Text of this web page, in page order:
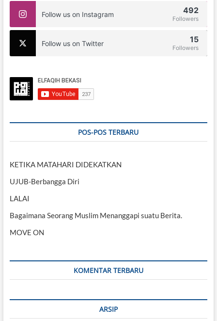
Follow us on Instagram 492
Followers
Follow us on Twitter 15
Followers
POS-POS TERBARU
KETIKA MATAHARI DIDEKATKAN
UJUB-Berbangga Diri
LALAI
Bagaimana Seorang Muslim Menanggapi suatu Berita.
MOVE ON
KOMENTAR TERBARU
ARSIP